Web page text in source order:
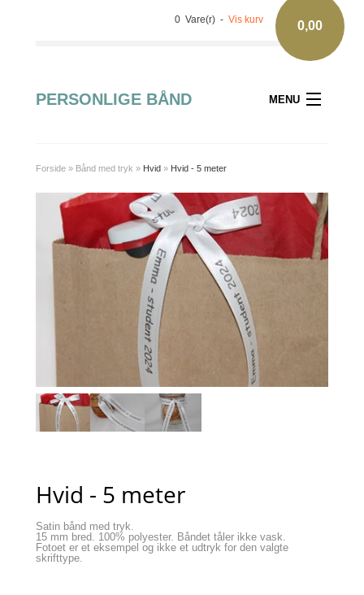
0 Vare(r) - Vis kurv 0,00
PERSONLIGE BÅND MENU
Forside » Bånd med tryk » Hvid » Hvid - 5 meter
Hvid - 5 meter
Satin bånd med tryk.
15 mm bred. 100% polyester. Båndet tåler ikke vask.
​​​​​​​Fotoet er et eksempel og ikke et udtryk for den valgte
skrifttype.